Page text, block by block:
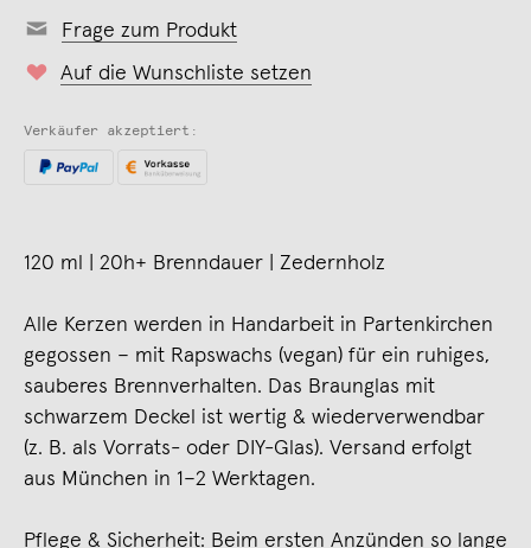
Frage zum Produkt
Auf die Wunschliste setzen
Verkäufer akzeptiert:
120 ml | 20h+ Brenndauer | Zedernholz
Alle Kerzen werden in Handarbeit in Partenkirchen
gegossen – mit Rapswachs (vegan) für ein ruhiges,
sauberes Brennverhalten. Das Braunglas mit
schwarzem Deckel ist wertig & wiederverwendbar
(z. B. als Vorrats- oder DIY-Glas). Versand erfolgt
aus München in 1–2 Werktagen.
Pflege & Sicherheit: Beim ersten Anzünden so lange